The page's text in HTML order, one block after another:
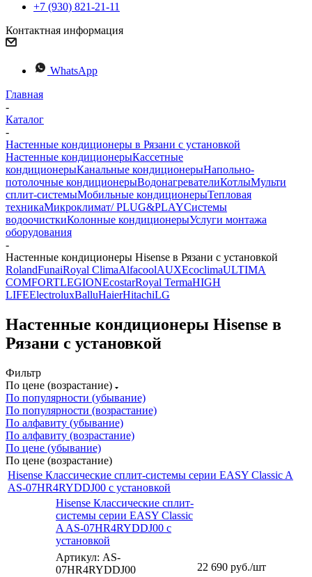
+7 (930) 821-21-11
Контактная информация
WhatsApp
Главная
-
Каталог
-
Настенные кондиционеры в Рязани с установкой
Настенные кондиционерыКассетные
кондиционерыКанальные кондиционерыНапольно-
потолочные кондиционерыВодонагревателиКотлыМульти
сплит-системыМобильные кондиционерыТепловая
техникаМикроклимат/ PLUG&PLAYСистемы
водоочисткиКолонные кондиционерыУслуги монтажа
оборудования
-
Настенные кондиционеры Hisense в Рязани с установкой
RolandFunaiRoyal ClimaAlfacoolAUXEcoclimaULTIMA
COMFORTLEGIONEcostarRoyal TermaHIGH
LIFEElectroluxBalluHaierHitachiLG
Настенные кондиционеры Hisense в
Рязани с установкой
Фильтр
По цене (возрастание)
По популярности (убывание)
По популярности (возрастание)
По алфавиту (убывание)
По алфавиту (возрастание)
По цене (убывание)
По цене (возрастание)
Hisense Классические сплит-системы серии EASY Classic A
AS-07HR4RYDDJ00 с установкой
Hisense Классические сплит-
системы серии EASY Classic
A AS-07HR4RYDDJ00 с
установкой
Артикул: AS-
07HR4RYDDJ00
22 690 руб./шт